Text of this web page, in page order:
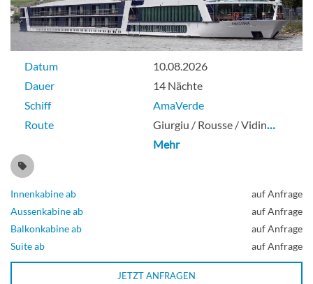
Datum
10.08.2026
Dauer
14 Nächte
Schiff
AmaVerde
Route
Giurgiu / Rousse / Vidin…
Mehr
Innenkabine ab
auf Anfrage
Aussenkabine ab
auf Anfrage
Balkonkabine ab
auf Anfrage
Suite ab
auf Anfrage
JETZT ANFRAGEN